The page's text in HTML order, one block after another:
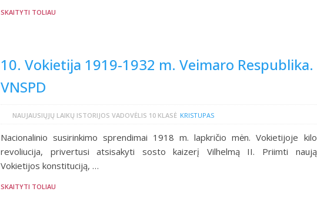
SKAITYTI TOLIAU
10. Vokietija 1919-1932 m. Veimaro Respublika.
VNSPD
NAUJAUSIŲJŲ LAIKŲ ISTORIJOS VADOVĖLIS 10 KLASĖ KRISTUPAS
Nacionalinio susirinkimo sprendimai 1918 m. lapkričio mėn. Vokietijoje kilo
revoliucija, privertusi atsisakyti sosto kaizerį Vilhelmą II. Priimti naują
Vokietijos konstituciją, …
SKAITYTI TOLIAU